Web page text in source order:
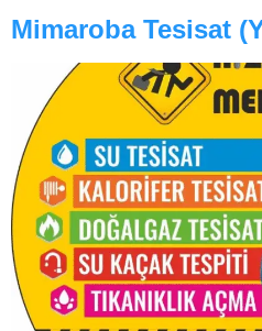
Mimaroba Tesisat